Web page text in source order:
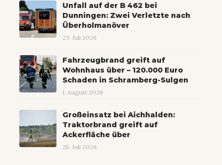
Unfall auf der B 462 bei
Dunningen: Zwei Verletzte nach
Überholmanöver
23. Juli 2026
Fahrzeugbrand greift auf
Wohnhaus über – 120.000 Euro
Schaden in Schramberg-Sulgen
1. August 2026
Großeinsatz bei Aichhalden:
Traktorbrand greift auf
Ackerfläche über
25. Juli 2026